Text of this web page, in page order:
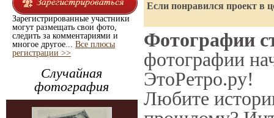
Зарегистрированные участники
могут размещать свои фото,
следить за комментариями и
многое другое... Все плюсы
регистрации >>
Случайная
фотография
Если понравился проект в
Фотографии
фотографии
ЭтоРетро.ру!
Любите